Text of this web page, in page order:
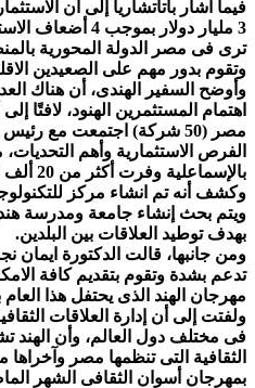
فيما أشار باتاتشاريا إلى أن
3 مليار دولار
ترى فى مصر الدولة المحورية
وتقوم بدور مهم على الصعيدين
وأوضح السفير الهندى، أن هناك
اهتمام المستثمرين الهنود، لافتًا
مصر (50 شركة) اجتمعت مع
الفرص الاستثمارية وأهم
بالإسماعلية وفرت أكثر من 20 ألف فرصة عمل للمصريين.
وكشف أنه تم انشاء مركز
ويتم بحث إنشاء جامعة ومدرسة
بهدف توطيد العلاقات بين البلدين.
ومن جانبها، قالت الدكتورة ايمان
تدعم بشدة وتقوم بتقديم كافة
مهرجان الهند الذى يحتفل هذا العام بمرور
ولفتت إلى أن إدارة العلاقات
فى مختلف دول العالم، وأن الهند
الثقافية التى تنظمها مصر وآخراها
بمهرجان أسوان الثقافى الشهر